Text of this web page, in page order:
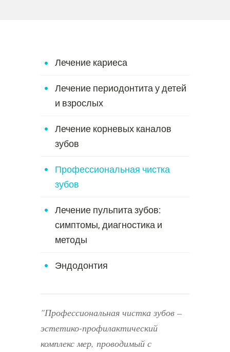
Лечение кариеса
Лечение периодонтита у детей
и взрослых
Лечение корневых каналов
зубов
Профессиональная чистка
зубов
Лечение пульпита зубов:
симптомы, диагностика и
методы
Эндодонтия
Профессиональная чистка зубов –
эстетико-профилактический
комплекс мер, проводимый с